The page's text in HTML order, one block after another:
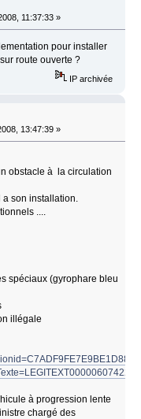
11:37:33 »
pour installer
route ouverte ?
IP archivée
13:47:39 »
obstacle à la circulation
son installation.
....
spéciaux (gyrophare bleu
illégale
à progression lente
chargé des